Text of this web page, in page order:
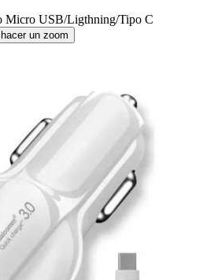
Micro USB/Ligthning/Tipo C
un zoom